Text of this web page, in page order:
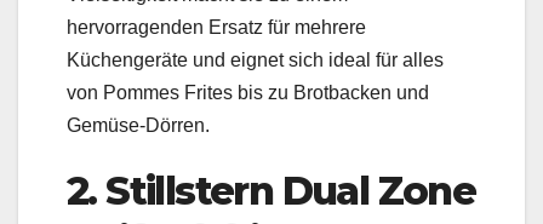
hervorragenden Ersatz für mehrere
Küchengeräte und eignet sich ideal für alles
von Pommes Frites bis zu Brotbacken und
Gemüse-Dörren.
2. Stillstern Dual Zone